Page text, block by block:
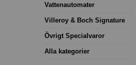
Vattenautomater
Villeroy & Boch Signature
Övrigt Specialvaror
Alla kategorier